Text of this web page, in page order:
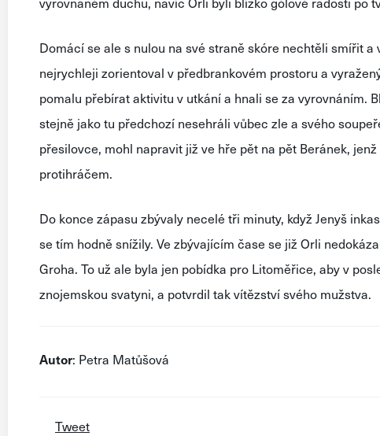
Domácí se ale s nulou na své straně skóre nechtěli smířit
nejrychleji zorientoval v předbrankovém prostoru a
pomalu přebírat aktivitu v utkání a hnali se za vyrovnáním.
stejně jako tu předchozí nesehráli vůbec zle a svého
přesilovce, mohl napravit již ve hře pět na pět Beránek,
protihráčem.
Do konce zápasu zbývaly necelé tři minuty, když Jenyš
se tím hodně snížily. Ve zbývajícím čase se již Orli
Groha. To už ale byla jen pobídka pro Litoměřice, aby v
znojemskou svatyni, a potvrdil tak vítězství svého mužstva.
Autor: Petra Matůšová
Tweet